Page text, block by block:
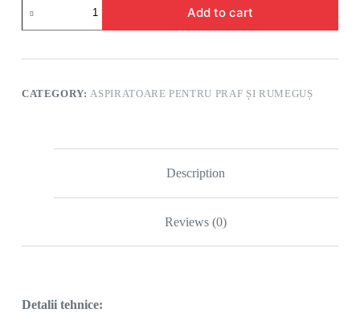
Add to cart
CATEGORY:ASPIRATOARE PENTRU PRAF ȘI RUMEGUȘ
Description
Reviews (0)
Detalii tehnice: